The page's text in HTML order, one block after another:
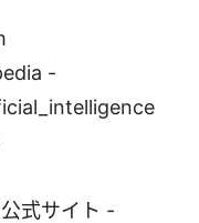
-
式サイト -